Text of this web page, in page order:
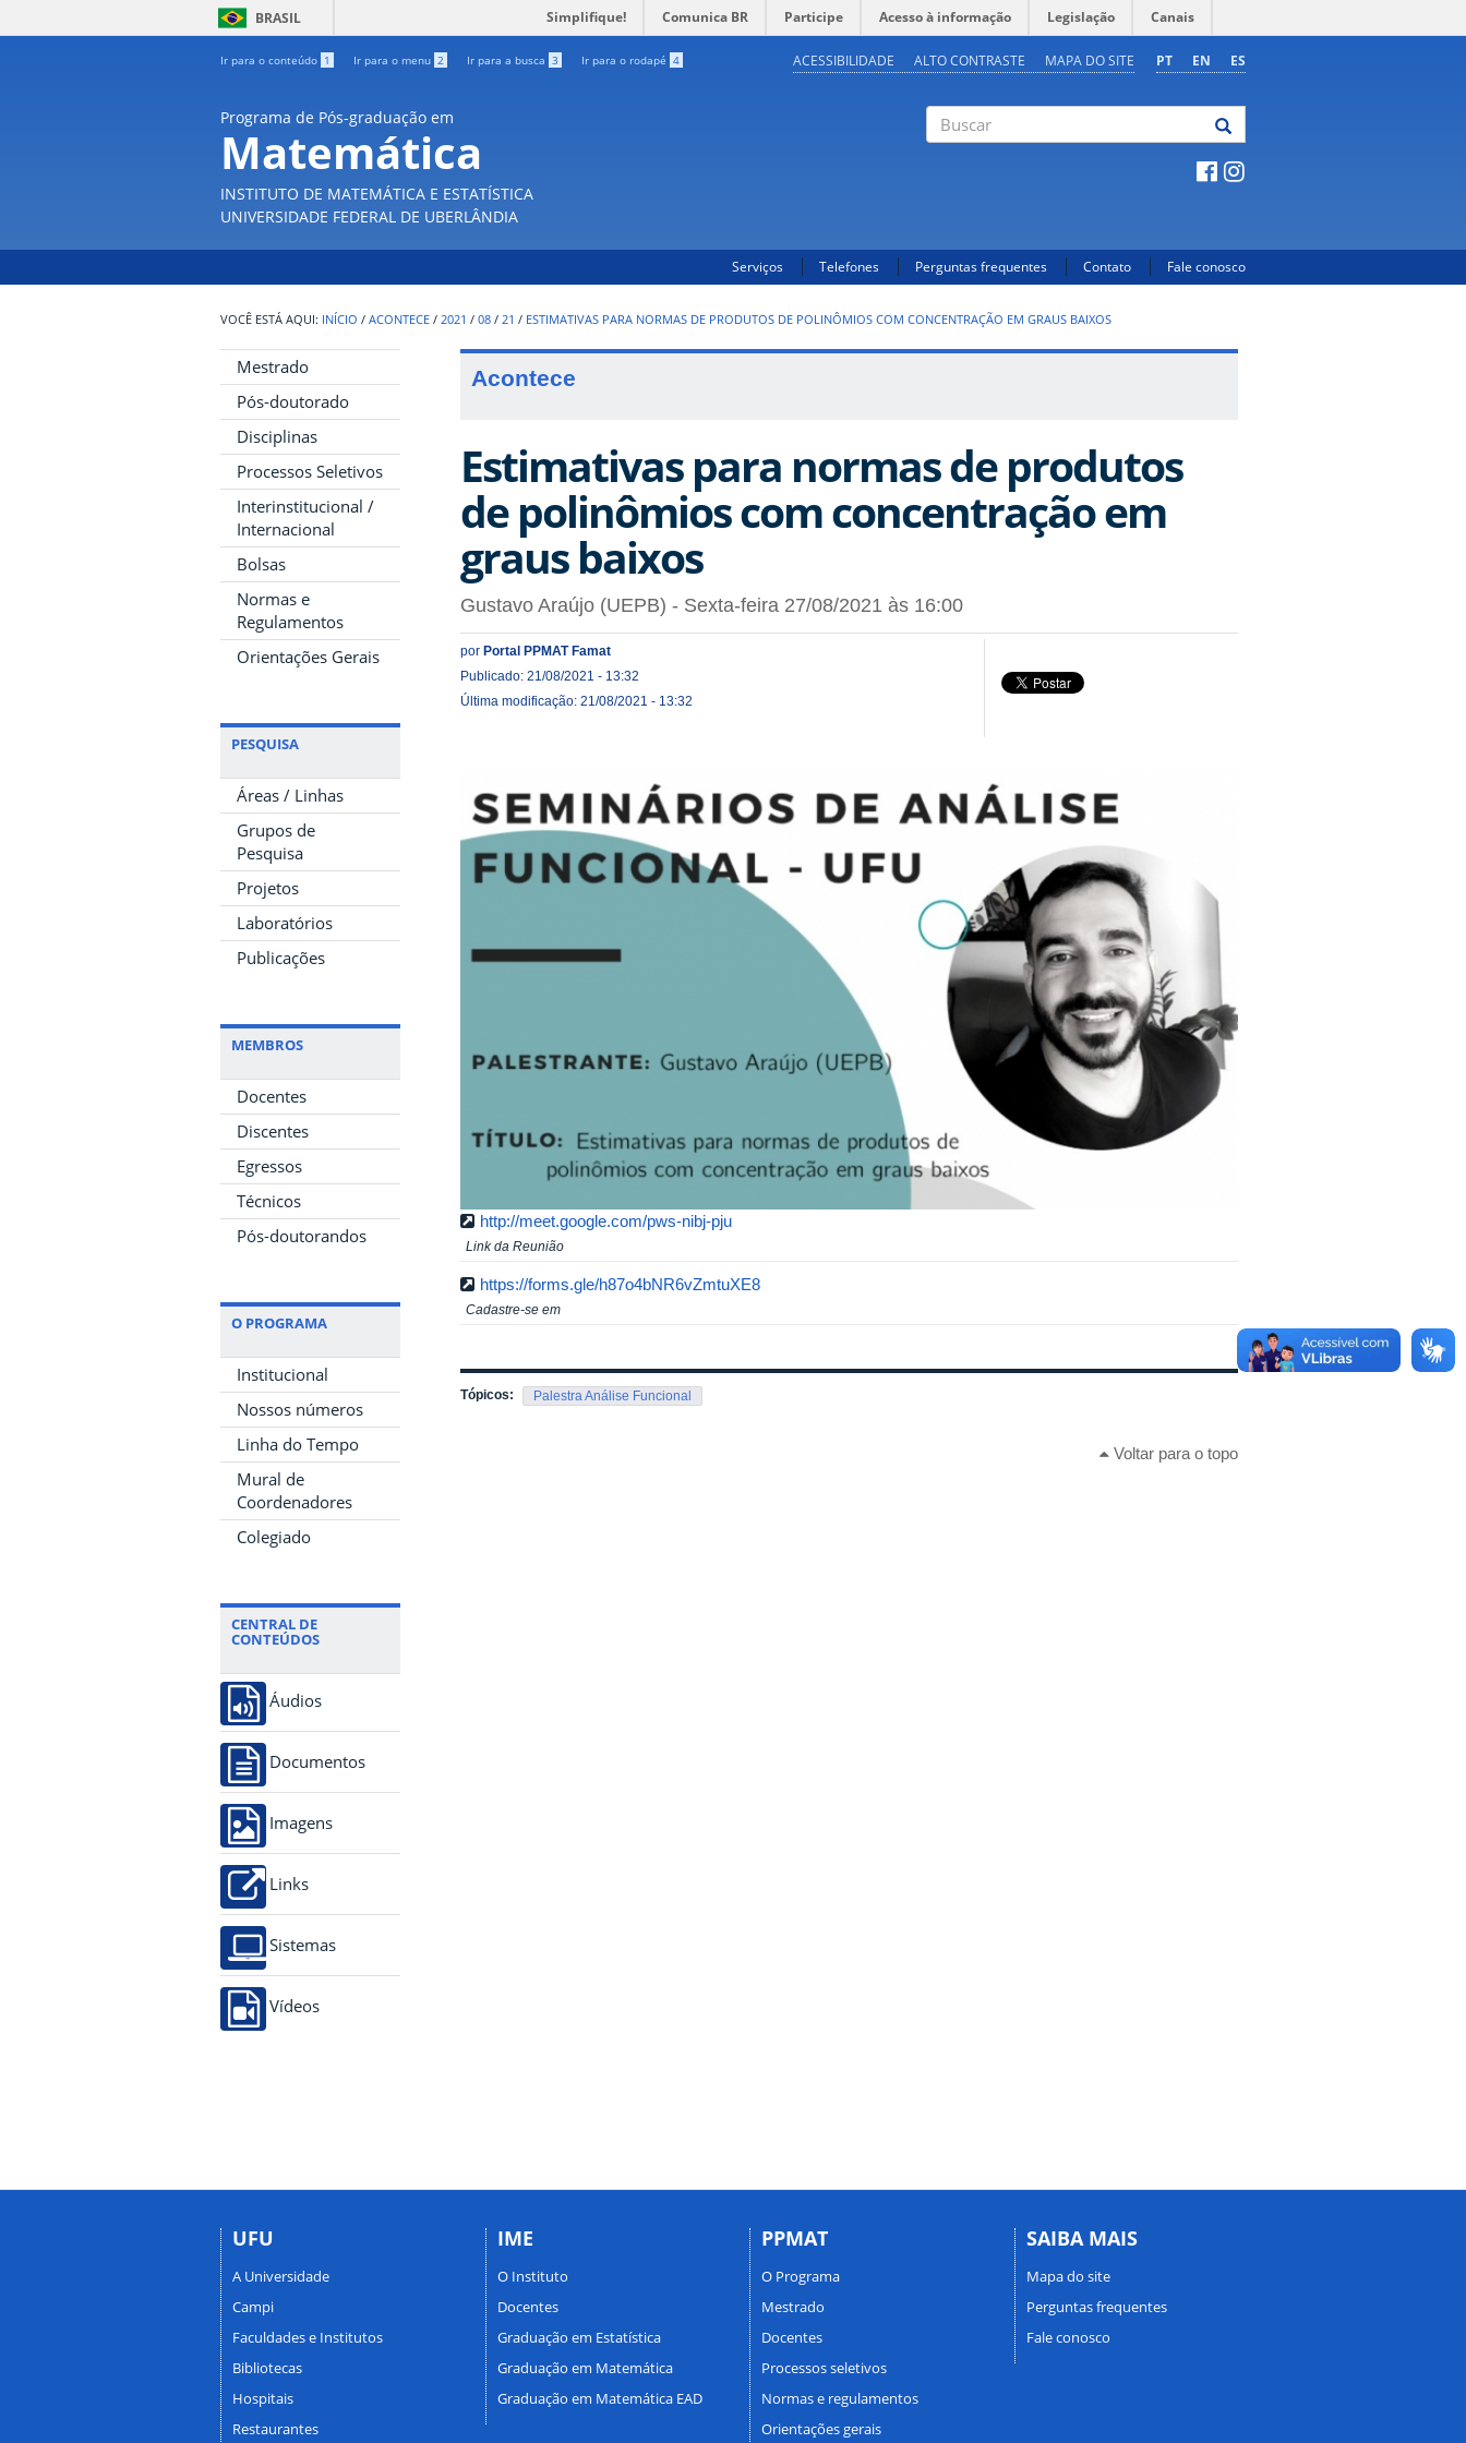
BRASIL Simplifique! Comunica BR Participe Acesso à informação Legislação Canais
Ir para o conteúdo 1 Ir para o menu 2 Ir para a busca 3 Ir para o rodapé 4 PT EN ES
ACESSIBILIDADE ALTO CONTRASTE MAPA DO SITE
Programa de Pós-graduação em
Matemática
INSTITUTO DE MATEMÁTICA E ESTATÍSTICA
UNIVERSIDADE FEDERAL DE UBERLÂNDIA
Serviços Telefones Perguntas frequentes Contato Fale conosco
INÍCIO / ACONTECE / 2021 / 08 / 21 / ESTIMATIVAS PARA NORMAS DE PRODUTOS DE POLINÔMIOS COM CONCENTRAÇÃO EM GRAUS BAIXOS
Mestrado
Pós-doutorado
Disciplinas
Processos Seletivos
Interinstitucional /
Internacional
Bolsas
Normas e
Regulamentos
Orientações Gerais
PESQUISA
Áreas / Linhas
Grupos de
Pesquisa
Projetos
Laboratórios
Publicações
MEMBROS
Docentes
Discentes
Egressos
Técnicos
Pós-doutorandos
O PROGRAMA
Institucional
Nossos números
Linha do Tempo
Mural de
Coordenadores
Colegiado
CENTRAL DE
CONTEÚDOS
Áudios
Documentos
Imagens
Links
Sistemas
Vídeos
Acontece
Estimativas para normas de produtos
de polinômios com concentração em
graus baixos
Gustavo Araújo (UEPB) - Sexta-feira 27/08/2021 às 16:00
por Portal PPMAT Famat
Publicado: 21/08/2021 - 13:32
Última modificação: 21/08/2021 - 13:32
http://meet.google.com/pws-nibj-pju
Link da Reunião
https://forms.gle/h87o4bNR6vZmtuXE8
Cadastre-se em
Tópicos: Palestra Análise Funcional
Voltar para o topo
UFU
A Universidade
Campi
Faculdades e Institutos
Bibliotecas
Hospitais
Restaurantes
IME
O Instituto
Docentes
Graduação em Estatística
Graduação em Matemática
Graduação em Matemática EAD
PPMAT
O Programa
Mestrado
Docentes
Processos seletivos
Normas e regulamentos
Orientações gerais
SAIBA MAIS
Mapa do site
Perguntas frequentes
Fale conosco